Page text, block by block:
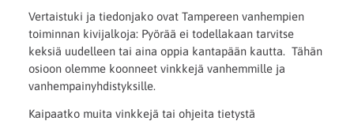
Vertaistuki ja tiedonjako ovat Tampereen vanhempien
toiminnan kivijalkoja: Pyörää ei todellakaan tarvitse
keksiä uudelleen tai aina oppia kantapään kautta. Tähän
osioon olemme koonneet vinkkejä vanhemmille ja
vanhempainyhdistyksille.
Kaipaatko muita vinkkejä tai ohjeita tietystä